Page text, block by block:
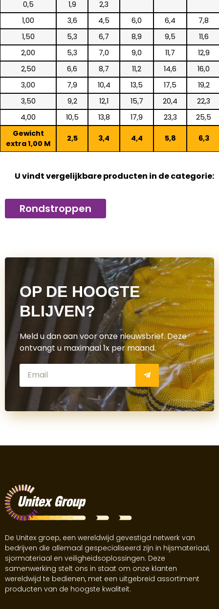
0,5 1,9
2,3
1,00
3,6 4,5 6,0 6,4
7,8
1,50
5,3 6,7 8,9 9,5
11,6
2,00
5,3 7,0 9,0 11,7
12,9
2,50
6,6 8,7 11,2 14,6
16,0
3,00
7,9 10,4 13,5 17,5
19,2
3,50
9,2 12,1 15,7 20,4
22,3
4,00
10,5 13,8 17,9 23,3
25,5
Gewicht
extra 1,00 M
2,5 3,4 4,4 5,8 6,3
U vindt vergelijkbare producten in de categorie:
Rondstroppen
OP DE HOOGTE
BLIJVEN?
Meld u dan aan voor onze nieuwsbrief. Deze
ontvangt u maximaal 1x per maand.
De Unitex groep, een wereldwijd gevestigd netwerk van
bedrijven die allemaal gespecialiseerd zijn in hijsmateriaal,
sjormateriaal en veiligheidsoplossingen. Deze
samenwerking stelt ons in staat om onze klanten
wereldwijd te bedienen, met een uitgebreid assortiment
producten van de hoogste kwaliteit.